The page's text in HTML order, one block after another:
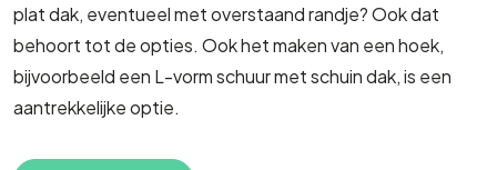
plat dak, eventueel met overstaand randje? Ook dat
behoort tot de opties. Ook het maken van een hoek,
bijvoorbeeld een L-vorm schuur met schuin dak, is een
aantrekkelijke optie.